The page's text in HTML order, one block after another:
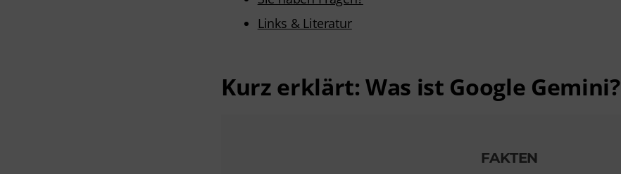
Links & Literatur
Kurz erklärt: Was ist Google Gemini?
FAKTEN